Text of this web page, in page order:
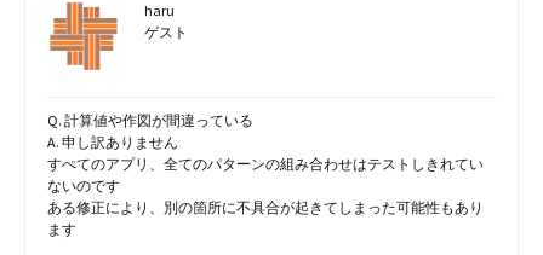
haru
ゲスト
Q. 計算値や作図が間違っている
A. 申し訳ありません
すぺてのアプリ、全てのパターンの組み合わせはテストしきれてい
ないのです
ある修正により、別の箇所に不具合が起きてしまった可能性もあり
ます